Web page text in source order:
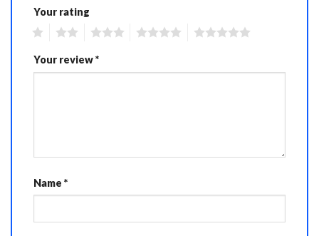
Your rating
Your review*
Name *